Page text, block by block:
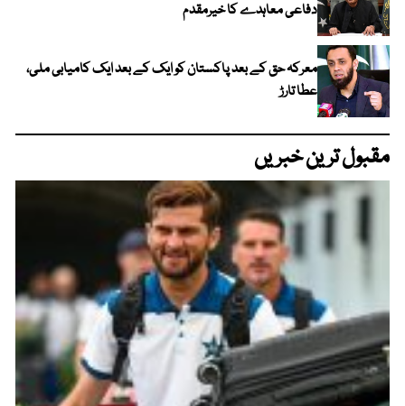
دفاعی معاہدے کا خیرمقدم
معرکہ حق کے بعد پاکستان کو ایک کے بعد ایک کامیابی ملی،
عطا تارڑ
مقبول ترین خبریں